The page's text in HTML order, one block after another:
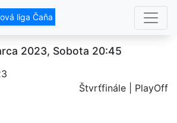
liga Čaňa
2023, Sobota 20:45
Štvrťfinále | PlayOff